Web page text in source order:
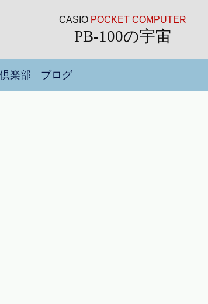
CASIO POCKET COMPUTER
PB-100の宇宙
倶楽部 ブログ